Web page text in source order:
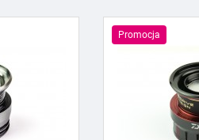
Promocja